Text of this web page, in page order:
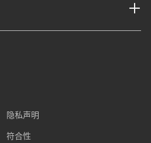
隐私声明
符合性